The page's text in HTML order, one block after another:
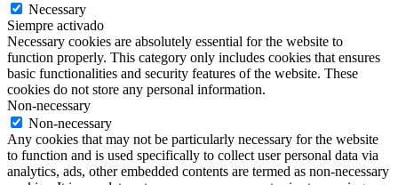
Necessary
Siempre activado
Necessary cookies are absolutely essential for the website to
function properly. This category only includes cookies that ensures
basic functionalities and security features of the website. These
cookies do not store any personal information.
Non-necessary
Non-necessary
Any cookies that may not be particularly necessary for the website
to function and is used specifically to collect user personal data via
analytics, ads, other embedded contents are termed as non-necessary